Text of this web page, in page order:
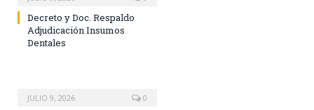
Decreto y Doc. Respaldo
Adjudicación Insumos
Dentales
JULIO 9, 2026 0